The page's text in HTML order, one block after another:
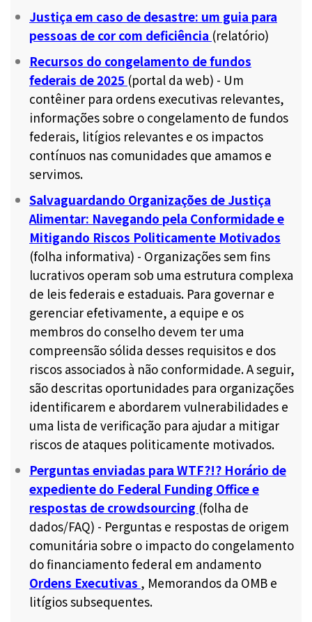
Justiça em caso de desastre: um guia para
pessoas de cor com deficiência (relatório)
Recursos do congelamento de fundos
federais de 2025 (portal da web) - Um
contêiner para ordens executivas relevantes,
informações sobre o congelamento de fundos
federais, litígios relevantes e os impactos
contínuos nas comunidades que amamos e
servimos.
Salvaguardando Organizações de Justiça
Alimentar: Navegando pela Conformidade e
Mitigando Riscos Politicamente Motivados
(folha informativa) - Organizações sem fins
lucrativos operam sob uma estrutura complexa
de leis federais e estaduais. Para governar e
gerenciar efetivamente, a equipe e os
membros do conselho devem ter uma
compreensão sólida desses requisitos e dos
riscos associados à não conformidade. A seguir,
são descritas oportunidades para organizações
identificarem e abordarem vulnerabilidades e
uma lista de verificação para ajudar a mitigar
riscos de ataques politicamente motivados.
Perguntas enviadas para WTF?!? Horário de
expediente do Federal Funding Office e
respostas de crowdsourcing (folha de
dados/FAQ) - Perguntas e respostas de origem
comunitária sobre o impacto do congelamento
do financiamento federal em andamento
Ordens Executivas , Memorandos da OMB e
litígios subsequentes.